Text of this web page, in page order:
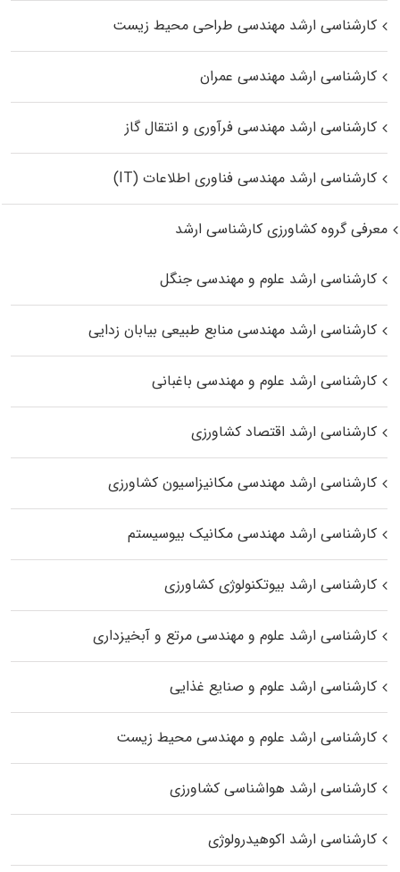
کارشناسی ارشد مهندسی طراحی محیط زیست
کارشناسی ارشد مهندسی عمران
کارشناسی ارشد مهندسی فرآوری و انتقال گاز
کارشناسی ارشد مهندسی فناوری اطلاعات (IT)
معرفی گروه کشاورزی کارشناسی ارشد
کارشناسی ارشد علوم و مهندسی جنگل
کارشناسی ارشد مهندسی منابع طبیعی بیابان زدایی
کارشناسی ارشد علوم و مهندسی باغبانی
کارشناسی ارشد اقتصاد کشاورزی
کارشناسی ارشد مهندسی مکانیزاسیون کشاورزی
کارشناسی ارشد مهندسی مکانیک بیوسیستم
کارشناسی ارشد بیوتکنولوژی کشاورزی
کارشناسی ارشد علوم و مهندسی مرتع و آبخیزداری
کارشناسی ارشد علوم و صنایع غذایی
کارشناسی ارشد علوم و مهندسی محیط زیست
کارشناسی ارشد هواشناسی کشاورزی
کارشناسی ارشد اکوهیدرولوژی